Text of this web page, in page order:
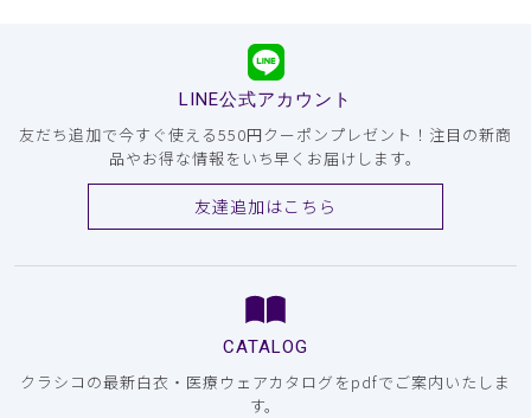
LINE公式アカウント
友だち追加で今すぐ使える550円クーポンプレゼント！注目の新商
品やお得な情報をいち早くお届けします。
友達追加はこちら
CATALOG
クラシコの最新白衣・医療ウェアカタログをpdfでご案内いたしま
す。